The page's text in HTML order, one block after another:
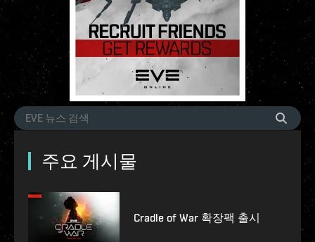
주요 게시물
Cradle of War 확장팩 출시